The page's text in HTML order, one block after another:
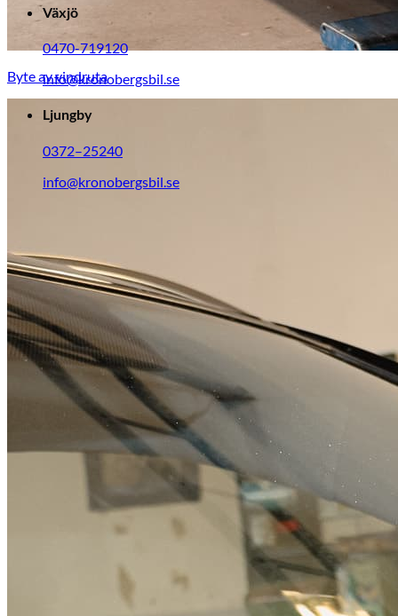
Byte av vindruta
Växjö
0470-719120
info@kronobergsbil.se
Ljungby
0372–25240
info@kronobergsbil.se